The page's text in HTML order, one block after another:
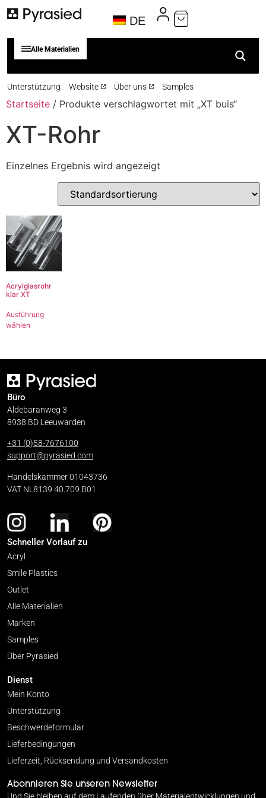
DE
Alle Materialien
Unterstützung Website Über uns Samples
Startseite / Produkte verschlagwortet mit „XT buis“
XT-Rohr
Einzelnes Ergebnis wird angezeigt
Acrylglasrohr
klar XT
Ausführung
wählen
Büro
Aldebaranweg 3
8938 BD Leeuwarden
+31 (0)58-7676100
support@pyrasied.com
Handelskammer 01043736
VAT NL8139.40.709 B01
Schneller Vorlauf zu
Acryl
Smile Plastics
Outlet
Alle Materialien
Marken
Samples
Über Pyrasied
Dienst
Mein Konto
Unterstützung
Beschwerdeformular
Lieferbedingungen
Lieferzeit, Rücksendung und Versandkosten
Abonnieren Sie unseren Newsletter